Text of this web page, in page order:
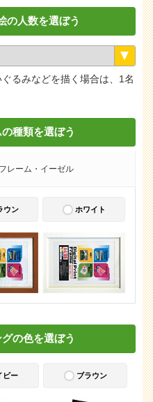
の人数を選ぼう
るみなどを描く場合は、1名
種類を選ぼう
レーム・イーゼル
ウン ホワイト
の色を選ぼう
ビー ブラウン